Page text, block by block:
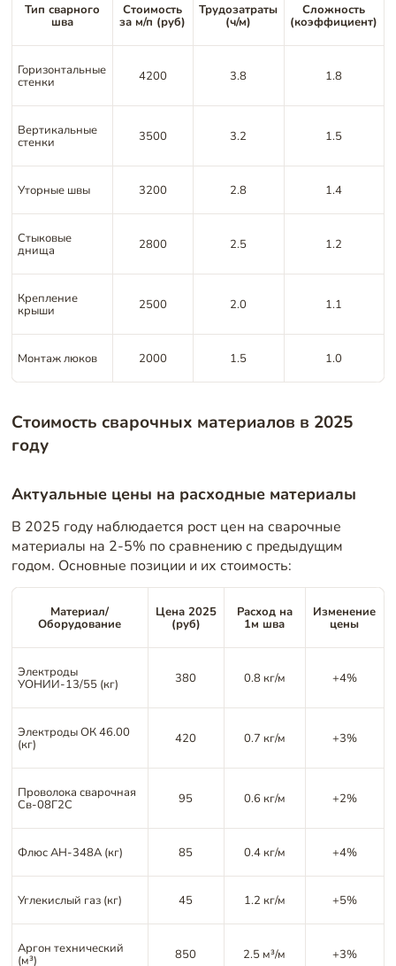
Тип сварного
шва
Стоимость
за м/п (руб)
Трудозатраты
(ч/м)
Сложность
(коэффициент)
Горизонтальные
стенки 4200 3.8 1.8
Вертикальные
стенки 3500 3.2 1.5
Уторные швы 3200 2.8 1.4
Стыковые
днища 2800 2.5 1.2
Крепление
крыши 2500 2.0 1.1
Монтаж люков 2000 1.5 1.0
Стоимость сварочных материалов в 2025
году
Актуальные цены на расходные материалы
В 2025 году наблюдается рост цен на сварочные
материалы на 2-5% по сравнению с предыдущим
годом. Основные позиции и их стоимость:
Материал/
Оборудование
Цена 2025
(руб)
Расход на
1м шва
Изменение
цены
Электроды
УОНИИ-13/55 (кг) 380 0.8 кг/м +4%
Электроды ОК 46.00
(кг) 420 0.7 кг/м +3%
Проволока сварочная
Св-08Г2С 95 0.6 кг/м +2%
Флюс АН-348А (кг) 85 0.4 кг/м +4%
Углекислый газ (кг) 45 1.2 кг/м +5%
Аргон технический
(м³) 850 2.5 м³/м +3%